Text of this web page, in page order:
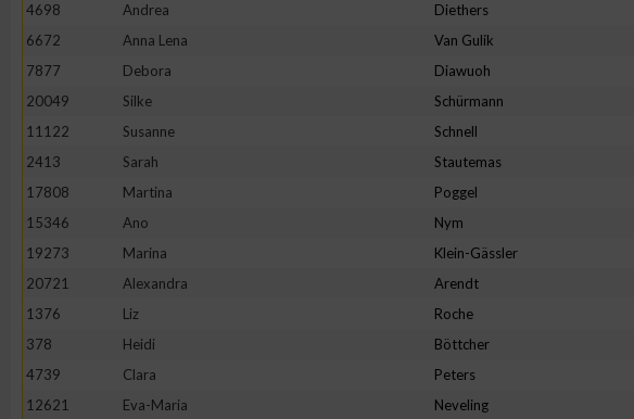
4698
Andrea Diethers
6672
Anna Lena Van Gulik
7877
Debora Diawuoh
20049
Silke Schürmann
11122
Susanne Schnell
2413
Sarah Stautemas
17808
Martina Poggel
15346
Ano Nym
19273
Marina Klein-Gässler
20721
Alexandra Arendt
1376
Liz Roche
378
Heidi Böttcher
4739
Clara Peters
12621
Eva-Maria Neveling